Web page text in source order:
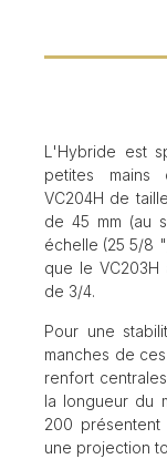
L'Hybride est
petites mains
VC204H de
de 45 mm (au
échelle (25 5/8
que le
de 3/4.
Pour une
manches de
renfort
la longueur du
200
une projection